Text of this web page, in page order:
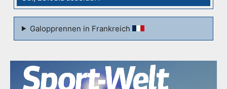
Galopprennen in Frankreich